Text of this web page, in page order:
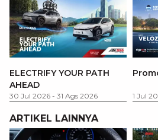
ELECTRIFY YOUR PATH
AHEAD
30 Jul 2026 - 31 Ags 2026 1 Jul
ARTIKEL LAINNYA